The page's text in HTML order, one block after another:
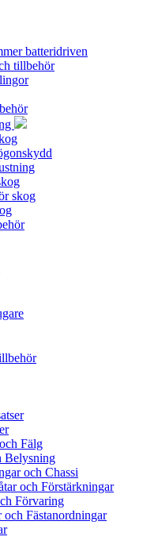
batteridriven
tillbehör
skog
Fälg
Belysning
och Chassi
och Förstärkningar
Förvaring
Fästanordningar